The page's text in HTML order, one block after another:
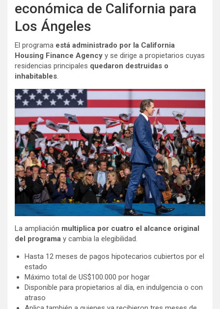
económica de California para
Los Ángeles
El programa está administrado por la California
Housing Finance Agency y se dirige a propietarios cuyas
residencias principales quedaron destruidas o
inhabitables.
La ampliación multiplica por cuatro el alcance original
del programa y cambia la elegibilidad.
Hasta 12 meses de pagos hipotecarios cubiertos por el
estado
Máximo total de US$100.000 por hogar
Disponible para propietarios al día, en indulgencia o con
atraso